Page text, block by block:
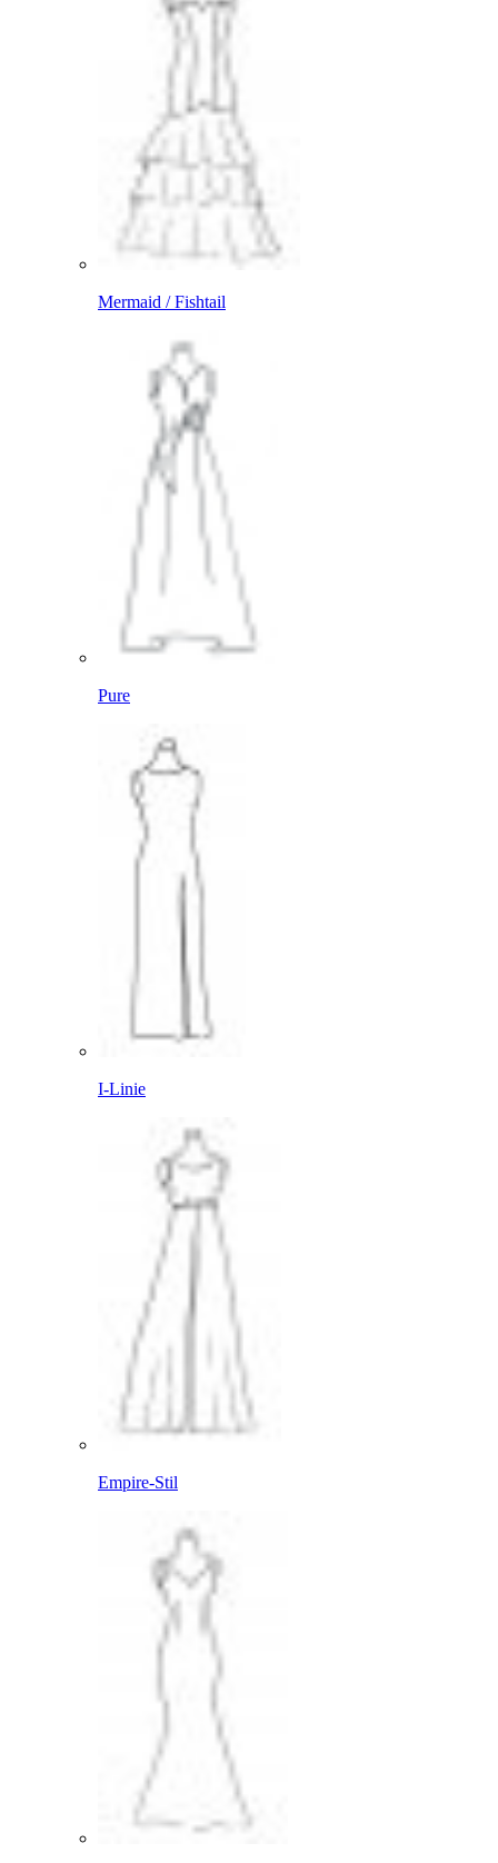
Mermaid / Fishtail
Pure
I-Linie
Empire-Stil